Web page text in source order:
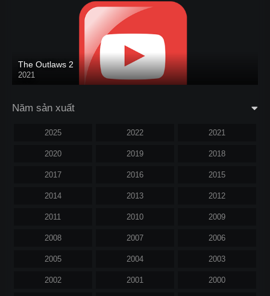
The Outlaws 2
2021
Năm sản xuất
2025 2022 2021
2020 2019 2018
2017 2016 2015
2014 2013 2012
2011 2010 2009
2008 2007 2006
2005 2004 2003
2002 2001 2000